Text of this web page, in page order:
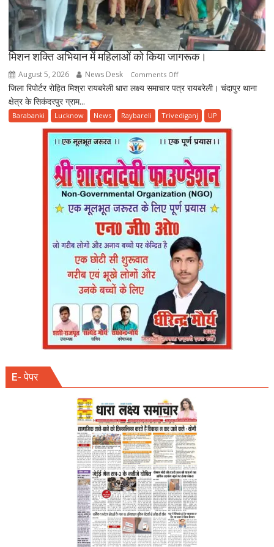
की
आशंका
मिशन शक्ति अभियान में महिलाओं को किया जागरूक।
August 5, 2026 News Desk Comments Offon
मिशन
अभियान
में
महिलाओं
किया
जागरूक।
जिला रिपोर्टर रोहित मिश्रा रायबरेली धारा लक्ष्य समाचार पत्र रायबरेली। चंदापुर थाना
क्षेत्र के सिकंदरपुर ग्राम...
Barabanki Lucknow News Raybareli Trivediganj UP
E- पेपर